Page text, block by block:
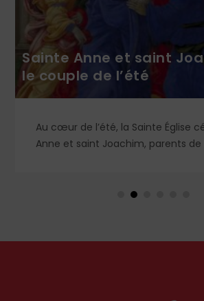
Sainte Anne et saint
le couple de l’été
Au cœur de l’été, la Sainte Église
Anne et saint Joachim, parents de
en Orient qu’en Occident, célèbre